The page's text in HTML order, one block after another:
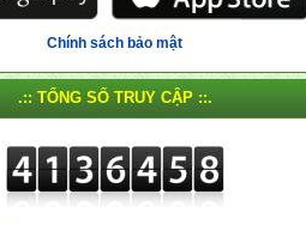
Chính sách bảo mật
.:: TỔNG SỐ TRUY CẬP ::.